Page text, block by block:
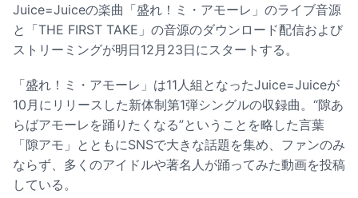
Juice=Juiceの楽曲「盛れ！ミ・アモーレ」のライブ音源
と「THE FIRST TAKE」の音源のダウンロード配信および
ストリーミングが明日12月23日にスタートする。
「盛れ！ミ・アモーレ」は11人組となったJuice=Juiceが
10月にリリースした新体制第1弾シングルの収録曲。“隙あ
らばアモーレを踊りたくなる”ということを略した言葉
「隙アモ」とともにSNSで大きな話題を集め、ファンのみ
ならず、多くのアイドルや著名人が踊ってみた動画を投稿
している。